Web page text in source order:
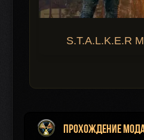
S.T.A.L.K.E.R
Прохождение